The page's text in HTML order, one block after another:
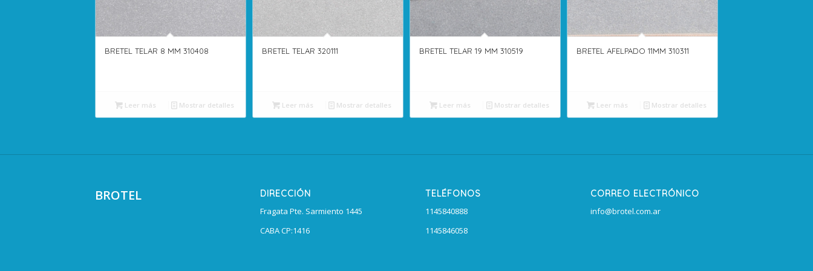
BRETEL TELAR 8 MM 310408
Leer más Mostrar detalles
BRETEL TELAR 320111
Leer más Mostrar detalles
BRETEL TELAR 19 MM 310519
Leer más Mostrar detalles
BRETEL AFELPADO 11MM 310311
Leer más Mostrar detalles
BROTEL
DIRECCIÓN
Fragata Pte. Sarmiento 1445
CABA CP:1416
TELÉFONOS
1145840888
1145846058
CORREO ELECTRÓNICO
info@brotel.com.ar